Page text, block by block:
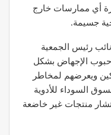
أي ممارسات خارج
جسيمة.
رئيس الجمعية
حبوب الإجهاض بشكل
ويعرضهم لمخاطر
السوداء للأدوية
منتجات غير خاضعة